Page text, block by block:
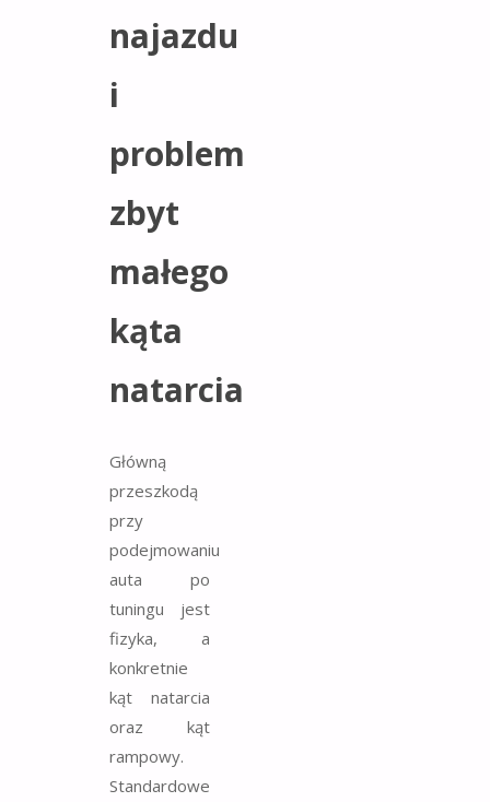
najazdu
i
problem
zbyt
małego
kąta
natarcia
Główną
przeszkodą
przy
podejmowaniu
auta po
tuningu jest
fizyka, a
konkretnie
kąt natarcia
oraz kąt
rampowy.
Standardowe